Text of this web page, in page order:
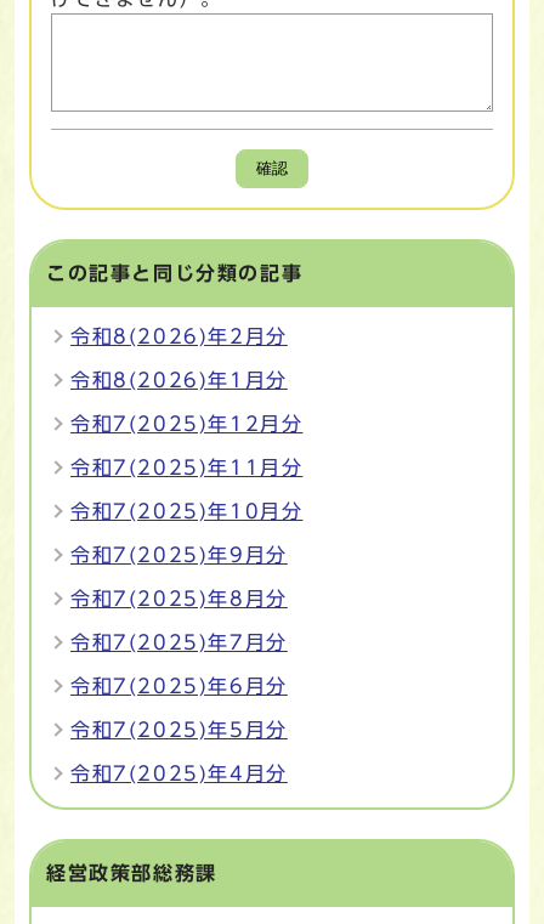
確認
この記事と同じ分類の記事
令和8(2026)年2月分
令和8(2026)年1月分
令和7(2025)年12月分
令和7(2025)年11月分
令和7(2025)年10月分
令和7(2025)年9月分
令和7(2025)年8月分
令和7(2025)年7月分
令和7(2025)年6月分
令和7(2025)年5月分
令和7(2025)年4月分
経営政策部総務課